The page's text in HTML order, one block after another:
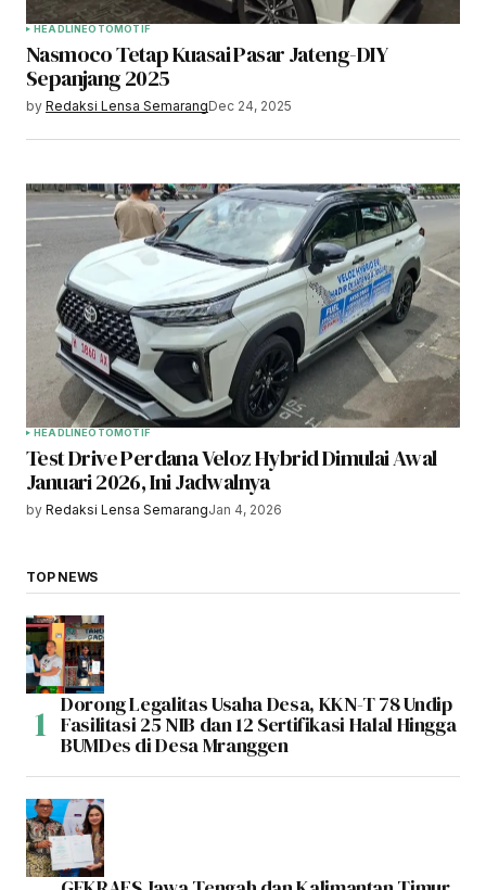
HEADLINEOTOMOTIF
Nasmoco Tetap Kuasai Pasar Jateng-DIY
Sepanjang 2025
by Redaksi Lensa SemarangDec 24, 2025
HEADLINEOTOMOTIF
Test Drive Perdana Veloz Hybrid Dimulai Awal
Januari 2026, Ini Jadwalnya
by Redaksi Lensa SemarangJan 4, 2026
TOP NEWS
Dorong Legalitas Usaha Desa, KKN-T 78 Undip
Fasilitasi 25 NIB dan 12 Sertifikasi Halal Hingga
BUMDes di Desa Mranggen